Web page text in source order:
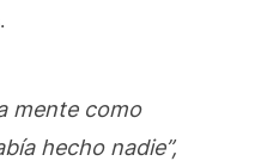
mente como
hecho nadie”,